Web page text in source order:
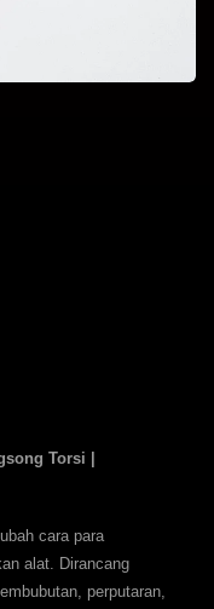
Torsi |
cara para
alat. Dirancang
perputaran,